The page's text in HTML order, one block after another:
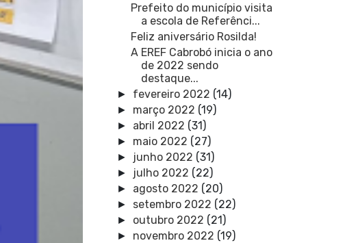
Prefeito do município visita
a escola de Referênci...
Feliz aniversário Rosilda!
A EREF Cabrobó inicia o ano
de 2022 sendo
destaque...
► fevereiro 2022 (14)
► março 2022 (19)
► abril 2022 (31)
► maio 2022 (27)
► junho 2022 (31)
► julho 2022 (22)
► agosto 2022 (20)
► setembro 2022 (22)
► outubro 2022 (21)
► novembro 2022 (19)